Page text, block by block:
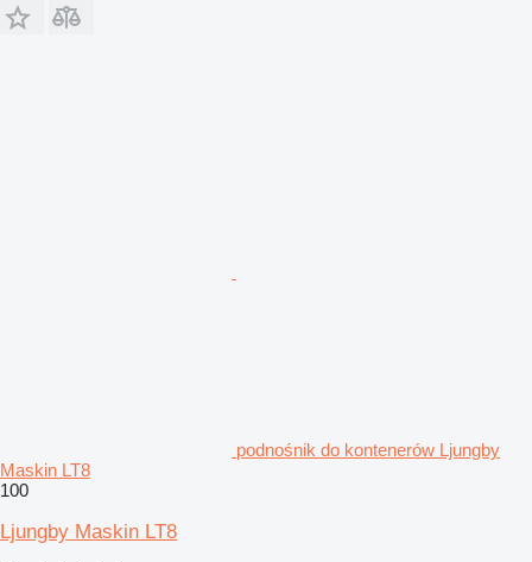
podnośnik do kontenerów Ljungby
Maskin LT8
100
Ljungby Maskin LT8